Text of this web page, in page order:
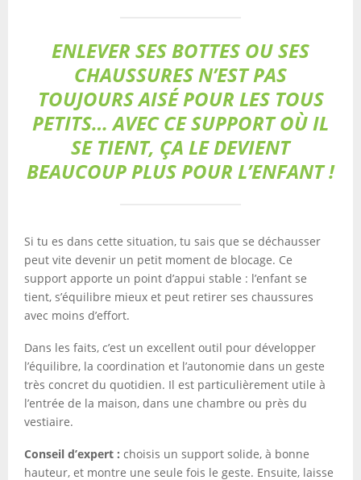
ENLEVER SES BOTTES OU SES
CHAUSSURES N’EST PAS
TOUJOURS AISÉ POUR LES TOUS
PETITS… AVEC CE SUPPORT OÙ IL
SE TIENT, ÇA LE DEVIENT
BEAUCOUP PLUS POUR L’ENFANT !
Si tu es dans cette situation, tu sais que se déchausser
peut vite devenir un petit moment de blocage. Ce
support apporte un point d’appui stable : l’enfant se
tient, s’équilibre mieux et peut retirer ses chaussures
avec moins d’effort.
Dans les faits, c’est un excellent outil pour développer
l’équilibre, la coordination et l’autonomie dans un geste
très concret du quotidien. Il est particulièrement utile à
l’entrée de la maison, dans une chambre ou près du
vestiaire.
Conseil d’expert : choisis un support solide, à bonne
hauteur, et montre une seule fois le geste. Ensuite, laisse